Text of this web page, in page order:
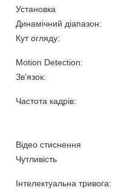
Установка
Динамічний діапазон:
Кут огляду:
Motion Detection:
Зв'язок:
Частота кадрів:
Відео стиснення
Чутливість
Інтелектуальна тривога: